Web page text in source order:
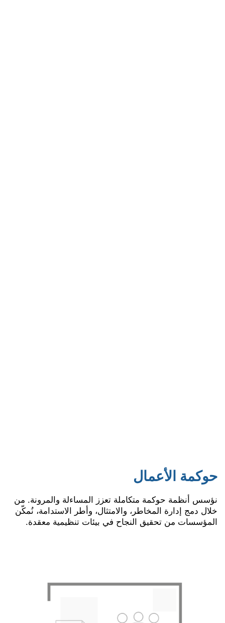
حوكمة الأعمال
نؤسس أنظمة حوكمة متكاملة تعزز المساءلة والمرونة. من
خلال دمج إدارة المخاطر، والامتثال، وأطر الاستدامة، نُمكّن
المؤسسات من تحقيق النجاح في بيئات تنظيمية معقدة.